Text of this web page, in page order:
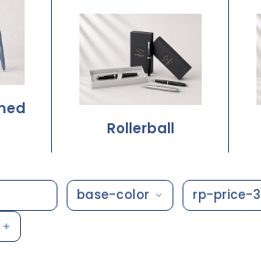
Rollerball
base-color rp-price-3